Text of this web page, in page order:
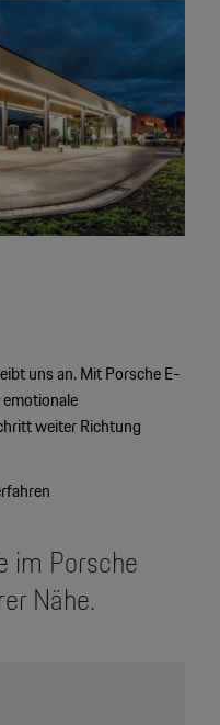
uns an. Mit Porsche E-
weiter Richtung
im Porsche
Nähe.